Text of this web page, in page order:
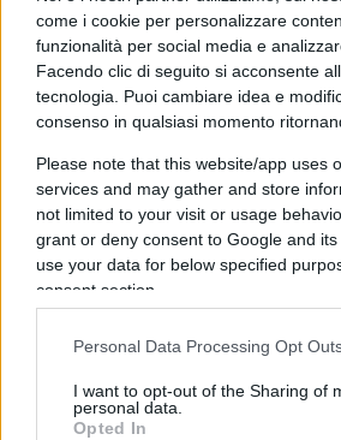
come i cookie per personalizzare
funzionalità per social media e
Facendo clic di seguito si acconsente
tecnologia. Puoi cambiare idea e
consenso in qualsiasi momento
Please note that this website/app uses
services and may gather and store
not limited to your visit or usage
grant or deny consent to Google and
use your data for below specified
consent section.
Personal Data Processing Opt
I want to opt-out of the Sharing of
personal data.
Opted In